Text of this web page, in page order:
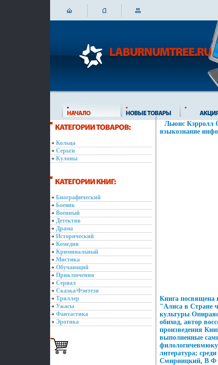
Кольца
Серьги
Кулоны
Биографический
Боевик
Военный
Детектив
Драма
Исторический
Комедия
Криминальный
Мистика
Обучающий
Приключения
Сериал
Сказка/Фэнтези
Триллер
Ужасы
Фантастика
Эротика
Льюис Кэрролл
языкознание
Книга посвящена
"Алиса в Стране
культуры
обиход, автор
произведения
выполненные
литература;
Смирницкий, В Ф